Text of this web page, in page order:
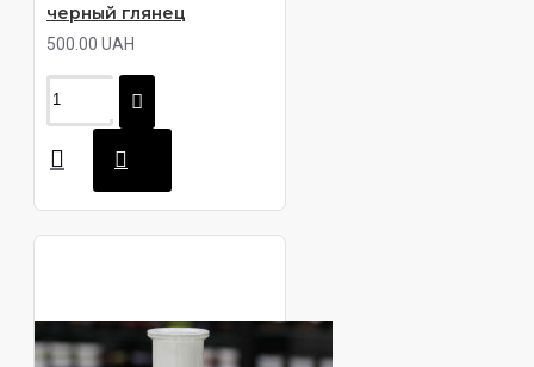
черный глянец
500.00 UAH